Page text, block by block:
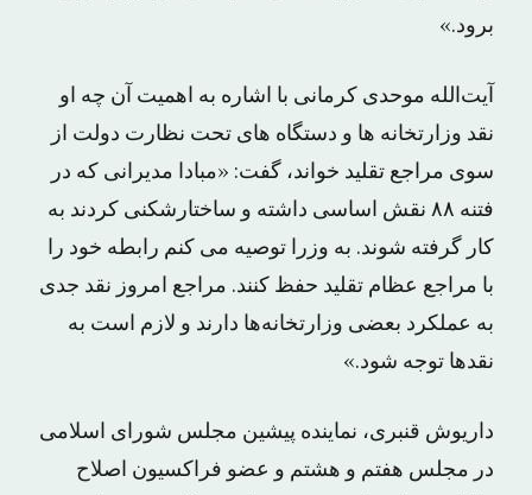
برود.»
آیت‌الله موحدی کرمانی با اشاره به اهمیت آن چه او
نقد وزارتخانه ها و دستگاه های تحت نظارت دولت از
سوی مراجع تقلید خواند، گفت: «‌مبادا مدیرانی که در
فتنه ۸۸ نقش اساسی داشته و ساختارشکنی کردند به
کار گرفته شوند. به وزرا توصیه می کنم رابطه خود را
با مراجع عظام تقلید حفظ کنند. مراجع امروز نقد جدی
به عملکرد بعضی وزارتخانه‌ها دارند و لازم است به
نقدها توجه شود.»
داریوش قنبری، نماینده پیشین مجلس شورای اسلامی
در مجلس هفتم و هشتم و عضو فراکسیون اصلاح